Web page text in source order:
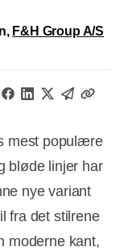
F&H Group A/S
mest populære
bløde linjer har
nye variant
fra det stilrene
moderne kant,